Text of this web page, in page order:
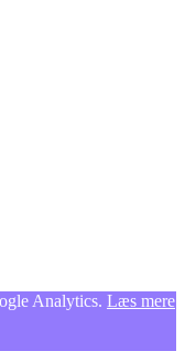
Analytics. Læs mere